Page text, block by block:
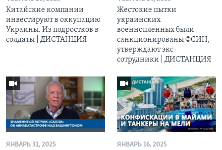
Китайские компании
инвестируют в оккупацию
Украины. Из подростков в
солдаты | ДИСТАНЦИЯ
Жестокие пытки
украинских
военнопленных были
санкционированы ФСИН,
утверждают экс-
сотрудники | ДИСТАНЦИЯ
ЯНВАРЬ 31, 2025 ЯНВАРЬ 16, 2025